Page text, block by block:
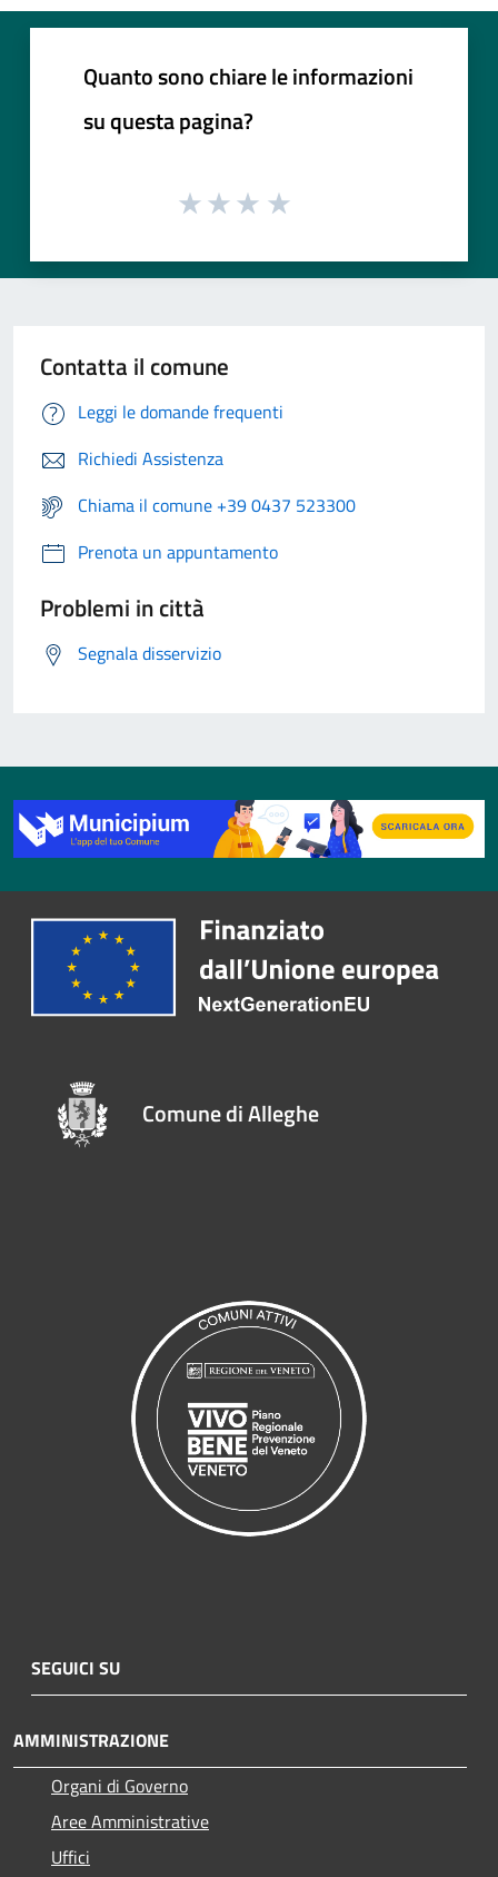
Quanto sono chiare le informazioni
su questa pagina?
Contatta il comune
Leggi le domande frequenti
Richiedi Assistenza
Chiama il comune +39 0437 523300
Prenota un appuntamento
Problemi in città
Segnala disservizio
Comune di Alleghe
SEGUICI SU
AMMINISTRAZIONE
Organi di Governo
Aree Amministrative
Uffici